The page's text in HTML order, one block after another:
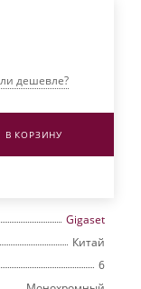
дешевле?
В КОРЗИНУ
Gigaset
Китай
6